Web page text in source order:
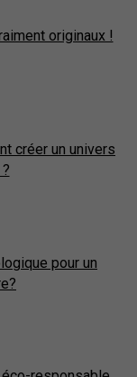
originaux !
créer un univers
pour un